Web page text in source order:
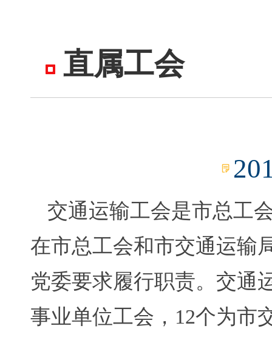
直属工会
交通运输工会是市总工
在市总工会和市交通运输
党委要求履行职责。交通
事业单位工会，12个为市